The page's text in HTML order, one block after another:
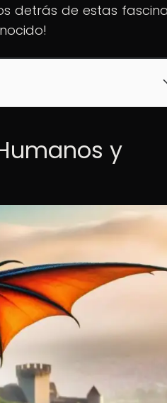
detrás de estas
y